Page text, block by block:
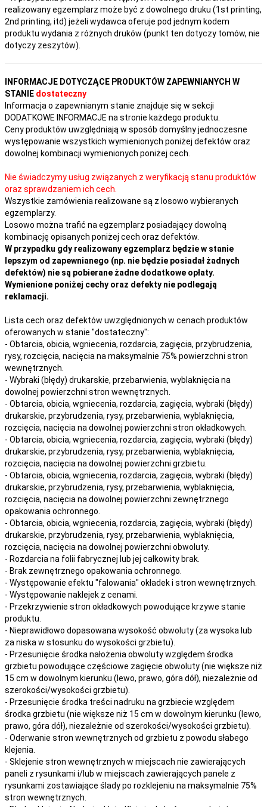
realizowany egzemplarz może być z dowolnego druku (1st printing,
2nd printing, itd) jeżeli wydawca oferuje pod jednym kodem
produktu wydania z różnych druków (punkt ten dotyczy tomów, nie
dotyczy zeszytów).
INFORMACJE DOTYCZĄCE PRODUKTÓW ZAPEWNIANYCH W
STANIE dostateczny
Informacja o zapewnianym stanie znajduje się w sekcji
DODATKOWE INFORMACJE na stronie każdego produktu.
Ceny produktów uwzględniają w sposób domyślny jednoczesne
występowanie wszystkich wymienionych poniżej defektów oraz
dowolnej kombinacji wymienionych poniżej cech.
Nie świadczymy usług związanych z weryfikacją stanu produktów
oraz sprawdzaniem ich cech.
Wszystkie zamówienia realizowane są z losowo wybieranych
egzemplarzy.
Losowo można trafić na egzemplarz posiadający dowolną
kombinację opisanych poniżej cech oraz defektów.
W przypadku gdy realizowany egzemplarz będzie w stanie
lepszym od zapewnianego (np. nie będzie posiadał żadnych
defektów) nie są pobierane żadne dodatkowe opłaty.
Wymienione poniżej cechy oraz defekty nie podlegają
reklamacji.
Lista cech oraz defektów uwzględnionych w cenach produktów
oferowanych w stanie "dostateczny":
- Obtarcia, obicia, wgniecenia, rozdarcia, zagięcia, przybrudzenia,
rysy, rozcięcia, nacięcia na maksymalnie 75% powierzchni stron
wewnętrznych.
- Wybraki (błędy) drukarskie, przebarwienia, wyblaknięcia na
dowolnej powierzchni stron wewnętrznych.
- Obtarcia, obicia, wgniecenia, rozdarcia, zagięcia, wybraki (błędy)
drukarskie, przybrudzenia, rysy, przebarwienia, wyblaknięcia,
rozcięcia, nacięcia na dowolnej powierzchni stron okładkowych.
- Obtarcia, obicia, wgniecenia, rozdarcia, zagięcia, wybraki (błędy)
drukarskie, przybrudzenia, rysy, przebarwienia, wyblaknięcia,
rozcięcia, nacięcia na dowolnej powierzchni grzbietu.
- Obtarcia, obicia, wgniecenia, rozdarcia, zagięcia, wybraki (błędy)
drukarskie, przybrudzenia, rysy, przebarwienia, wyblaknięcia,
rozcięcia, nacięcia na dowolnej powierzchni zewnętrznego
opakowania ochronnego.
- Obtarcia, obicia, wgniecenia, rozdarcia, zagięcia, wybraki (błędy)
drukarskie, przybrudzenia, rysy, przebarwienia, wyblaknięcia,
rozcięcia, nacięcia na dowolnej powierzchni obwoluty.
- Rozdarcia na folii fabrycznej lub jej całkowity brak.
- Brak zewnętrznego opakowania ochronnego.
- Występowanie efektu "falowania" okładek i stron wewnętrznych.
- Występowanie naklejek z cenami.
- Przekrzywienie stron okładkowych powodujące krzywe stanie
produktu.
- Nieprawidłowo dopasowana wysokość obwoluty (za wysoka lub
za niska w stosunku do wysokości grzbietu).
- Przesunięcie środka nałożenia obwoluty względem środka
grzbietu powodujące częściowe zagięcie obwoluty (nie większe niż
15 cm w dowolnym kierunku (lewo, prawo, góra dół), niezależnie od
szerokości/wysokości grzbietu).
- Przesunięcie środka treści nadruku na grzbiecie względem
środka grzbietu (nie większe niż 15 cm w dowolnym kierunku (lewo,
prawo, góra dół), niezależnie od szerokości/wysokości grzbietu).
- Oderwanie stron wewnętrznych od grzbietu z powodu słabego
klejenia.
- Sklejenie stron wewnętrznych w miejscach nie zawierających
paneli z rysunkami i/lub w miejscach zawierających panele z
rysunkami zostawiające ślady po rozklejeniu na maksymalnie 75%
stron wewnętrznych.